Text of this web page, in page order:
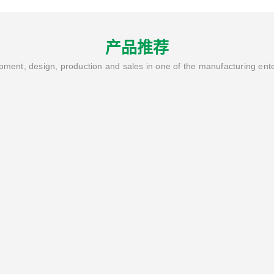
产品推荐
design, production and sales in one of the manufacturing